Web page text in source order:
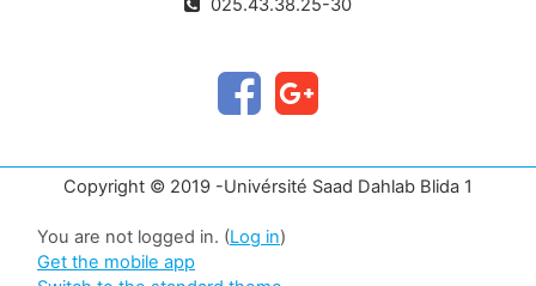
025.43.38.25-30
Copyright © 2019 -Univérsité Saad Dahlab Blida 1
You are not logged in. (Log in)
Get the mobile app